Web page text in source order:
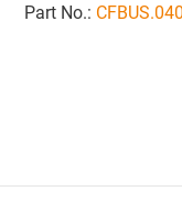
Part No.: CFBUS.040